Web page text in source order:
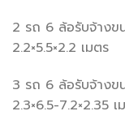
2 รถ 6 ล้อรับจ้าง
2.2×5.5×2.2 เมตร
3 รถ 6 ล้อรับจ้าง
2.3×6.5-7.2×2.35 เ